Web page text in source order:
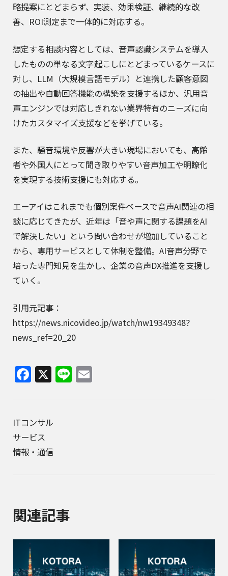
略提案にとどまらず、実装、効果検証、継続的な改
善、ROI測定まで一体的に対応する。
想定する相談内容としては、音声認識システムを導入
したものの単なる文字起こしにとどまっているケースに
対し、LLM（大規模言語モデル）と連携した顧客意図
の抽出や自動回答機能の構築を支援するほか、汎用音
声エンジンでは対応しきれない業界特有のニーズに向
けたカスタマイズ支援などを挙げている。
また、騒音環境や反響が大きい現場においても、高齢
者や外国人にとって聞き取りやすい音声加工や明瞭化
を実現する技術支援にも対応する。
エーアイはこれまでも個別案件ベースで音声AI関連の相
談に応じてきたが、近年は「音や声に関する課題をAI
で解決したい」という問い合わせが増加していること
から、専用サービスとして体制を整備。AI音声分野で
培った専門知見を生かし、企業の音声DX推進を支援し
ていく。
引用元記事：
https://news.nicovideo.jp/watch/nw19349348?
news_ref=20_20
Facebook
X Line
ITコンサル
サービス
情報・通信
関連記事